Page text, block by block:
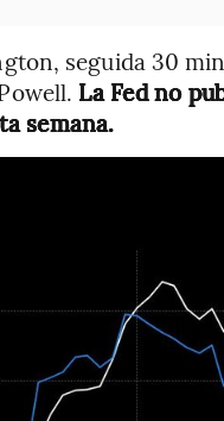
seguida 30
La Fed no
semana.